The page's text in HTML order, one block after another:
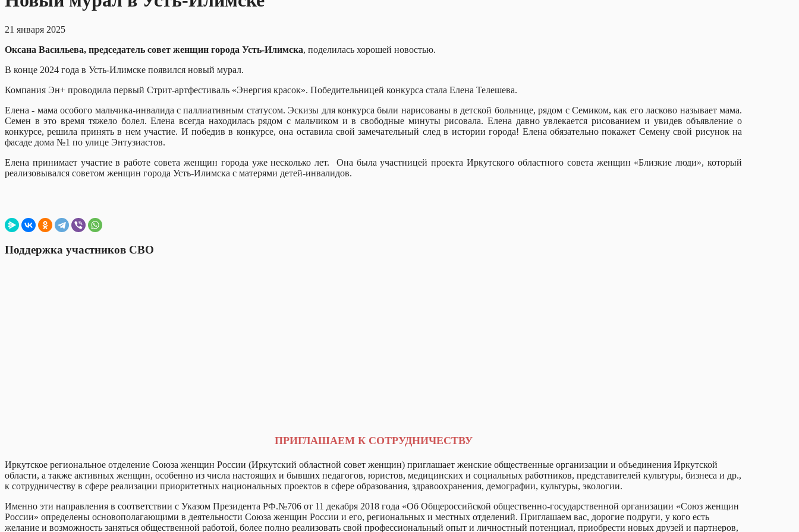
21 января 2025
Оксана Васильева, председатель совет женщин города Усть-Илимска, поделилась хорошей новостью.
В конце 2024 года в Усть-Илимске появился новый мурал.
Компания Эн+ проводила первый Стрит-артфестиваль «Энергия красок». Победительницей конкурса стала Елена Телешева.
Елена - мама особого мальчика-инвалида с паллиативным статусом. Эскизы для конкурса были нарисованы в детской больнице, рядом с Семиком, как его ласково называет мама.
Семен в это время тяжело болел. Елена всегда находилась рядом с мальчиком и в свободные минуты рисовала. Елена давно увлекается рисованием и увидев объявление о
конкурсе, решила принять в нем участие. И победив в конкурсе, она оставила свой замечательный след в истории города! Елена обязательно покажет Семену свой рисунок на
фасаде дома №1 по улице Энтузиастов.
Елена принимает участие в работе совета женщин города уже несколько лет. Она была участницей проекта Иркутского областного совета женщин «Близкие люди», который
реализовывался советом женщин города Усть-Илимска с матерями детей-инвалидов.
Поддержка участников СВО
ПРИГЛАШАЕМ К СОТРУДНИЧЕСТВУ
Иркутское региональное отделение Союза женщин России (Иркутский областной совет женщин) приглашает женские общественные организации и объединения Иркутской
области, а также активных женщин, особенно из числа настоящих и бывших педагогов, юристов, медицинских и социальных работников, представителей культуры, бизнеса и др.,
к сотрудничеству в сфере реализации приоритетных национальных проектов в сфере образования, здравоохранения, демографии, культуры, экологии.
Именно эти направления в соответствии с Указом Президента РФ.№706 от 11 декабря 2018 года «Об Общероссийской общественно-государственной организации «Союз женщин
России» определены основополагающими в деятельности Союза женщин России и его, региональных и местных отделений. Приглашаем вас, дорогие подруги, у кого есть
желание и возможность заняться общественной работой, более полно реализовать свой профессиональный опыт и личностный потенциал, приобрести новых друзей и партнеров,